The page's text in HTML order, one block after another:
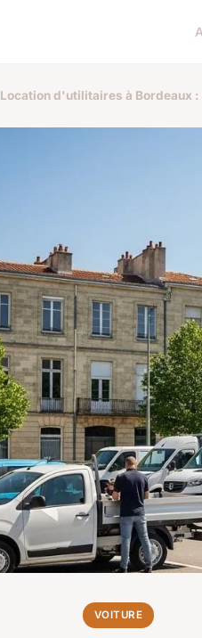
Location d'utilitaires à Bordeaux
VOITURE